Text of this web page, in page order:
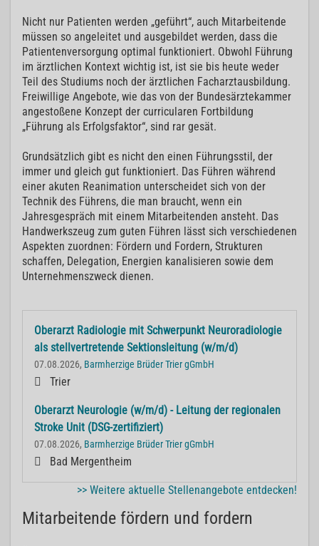
Nicht nur Patienten werden „geführt“, auch Mitarbeitende
müssen so angeleitet und ausgebildet werden, dass die
Patientenversorgung optimal funktioniert. Obwohl Führung
im ärztlichen Kontext wichtig ist, ist sie bis heute weder
Teil des Studiums noch der ärztlichen Facharztausbildung.
Freiwillige Angebote, wie das von der Bundesärztekammer
angestoßene Konzept der curricularen Fortbildung
„Führung als Erfolgsfaktor“, sind rar gesät.
Grundsätzlich gibt es nicht den einen Führungsstil, der
immer und gleich gut funktioniert. Das Führen während
einer akuten Reanimation unterscheidet sich von der
Technik des Führens, die man braucht, wenn ein
Jahresgespräch mit einem Mitarbeitenden ansteht. Das
Handwerkszeug zum guten Führen lässt sich verschiedenen
Aspekten zuordnen: Fördern und Fordern, Strukturen
schaffen, Delegation, Energien kanalisieren sowie dem
Unternehmenszweck dienen.
Oberarzt Radiologie mit Schwerpunkt Neuroradiologie
als stellvertretende Sektionsleitung (w/m/d)
07.08.2026, Barmherzige Brüder Trier gGmbH
Trier
Oberarzt Neurologie (w/m/d) - Leitung der regionalen
Stroke Unit (DSG-zertifiziert)
07.08.2026, Barmherzige Brüder Trier gGmbH
Bad Mergentheim
>> Weitere aktuelle Stellenangebote entdecken!
Mitarbeitende fördern und fordern